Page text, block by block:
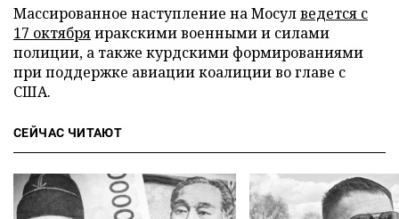
Массированное наступление на Мосулведется с
17 октябряиракскими военными и силами
полиции, а также курдскими формированиями
при поддержке авиации коалиции во главе с
США.
СЕЙЧАС ЧИТАЮТ